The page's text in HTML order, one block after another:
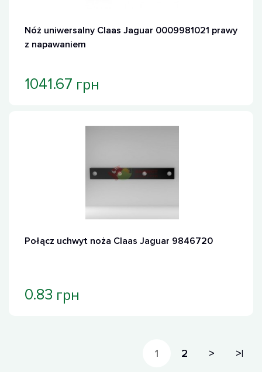
Nóż uniwersalny Claas Jaguar 0009981021 prawy
z napawaniem
1041.67 грн
Połącz uchwyt noża Claas Jaguar 9846720
0.83 грн
1 2 > >|